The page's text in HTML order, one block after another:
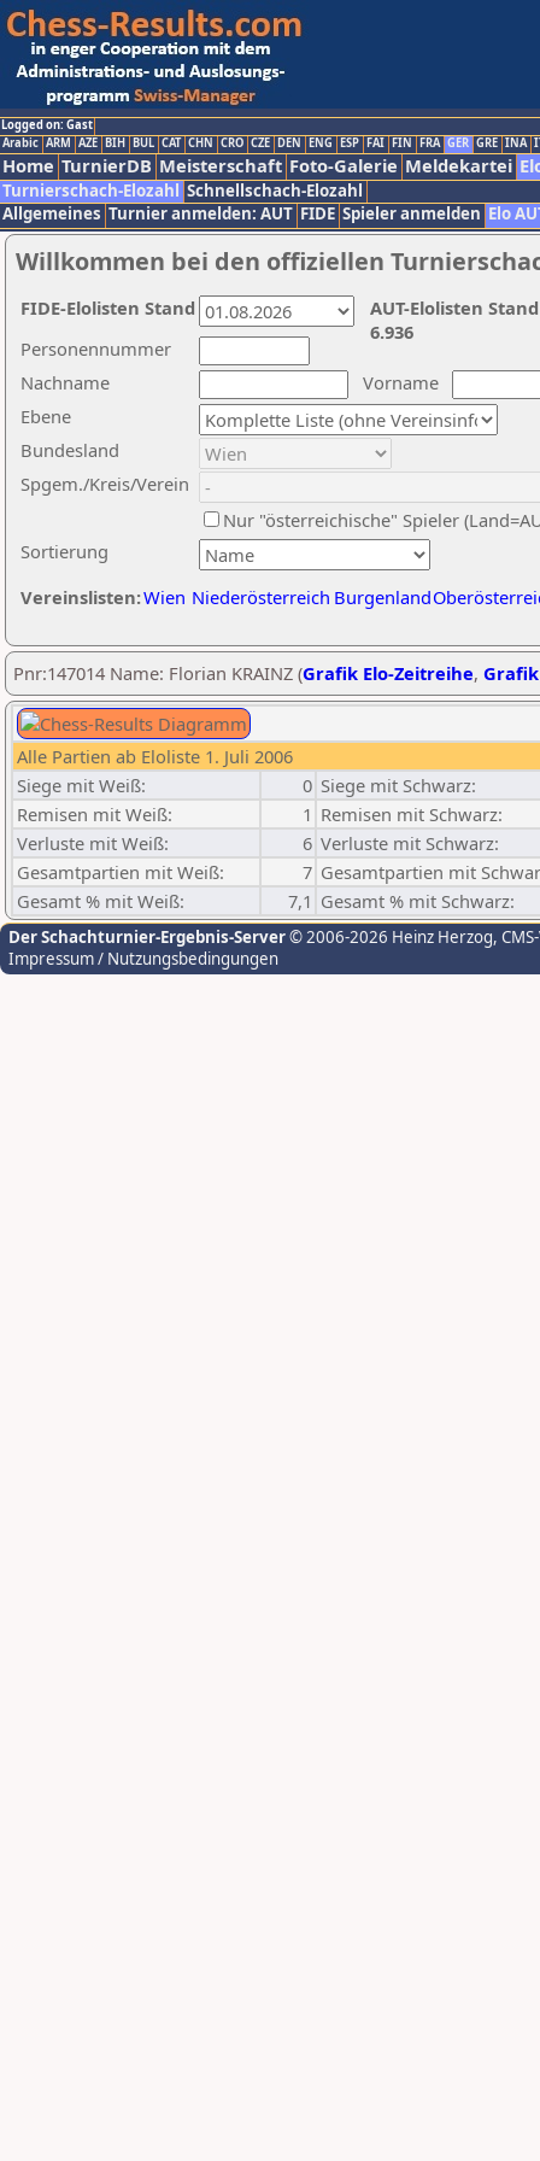
Logged on: Gast
Arabic ARM AZE BIH BUL CAT CHN CRO CZE DEN ENG ESP FAI FIN FRA GER GRE INA
Home TurnierDB Meisterschaft Foto-Galerie Meldekartei
Turnierschach-Elozahl Schnellschach-Elozahl
Allgemeines Turnier anmelden: AUT FIDE Spieler anmelden Elo
Willkommen bei den offiziellen
Nachname
Vorname
Ebene
Sortierung
Personennummer
Bundesland
Spgem./Kreis/Verein
Nur "österreichische" Spieler
Vereinslisten:Wien Niederösterreich Burgenland
AUT-Elolisten
6.936
FIDE-Elolisten Stand
Pnr:147014 Name: Florian KRAINZ (Grafik Elo-Zeitreihe,
Alle Partien ab Eloliste 1. Juli 2006
Siege mit Weiß:
0 Siege mit Schwarz:
Remisen mit Weiß:
1 Remisen mit Schwarz:
Verluste mit Weiß:
6 Verluste mit Schwarz:
Gesamtpartien mit Weiß:
7 Gesamtpartien mit
Gesamt % mit Weiß:
7,1 Gesamt % mit Schwarz:
Der Schachturnier-Ergebnis-Server© 2006-2026 Heinz Herzog,
Impressum / Nutzungsbedingungen